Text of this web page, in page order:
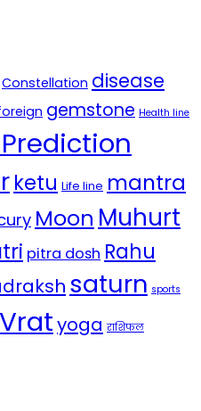
Constellation disease
gemstone Health line
ketu Life line mantra
Moon Muhurt
pitra dosh Rahu
saturn sports
Vratyoga राशिफल